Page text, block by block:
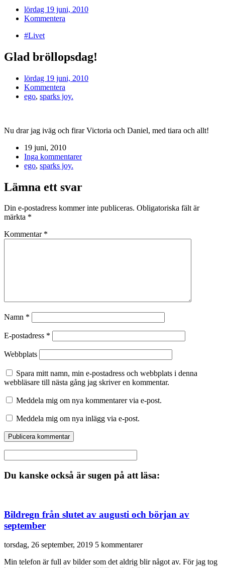
lördag 19 juni, 2010
Kommentera
#Livet
Glad bröllopsdag!
lördag 19 juni, 2010
Kommentera
ego, sparks joy.
Nu drar jag iväg och firar Victoria och Daniel, med tiara och allt!
19 juni, 2010
Inga kommentarer
ego, sparks joy.
Lämna ett svar
Din e-postadress kommer inte publiceras. Obligatoriska fält är
märkta *
Kommentar *
Namn *
E-postadress *
Webbplats
Spara mitt namn, min e-postadress och webbplats i denna
webbläsare till nästa gång jag skriver en kommentar.
Meddela mig om nya kommentarer via e-post.
Meddela mig om nya inlägg via e-post.
Du kanske också är sugen på att läsa:
Bildregn från slutet av augusti och början av
september
torsdag, 26 september, 2019 5 kommentarer
Min telefon är full av bilder som det aldrig blir något av. För jag tog